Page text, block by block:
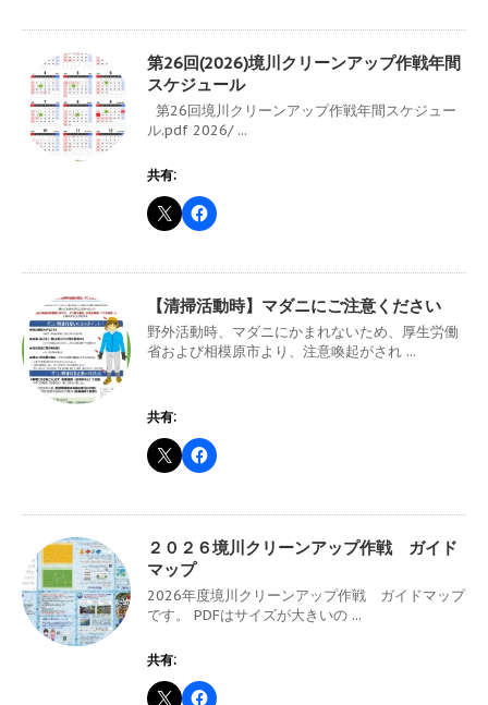
第26回(2026)境川クリーンアップ作戦年間
スケジュール
第26回境川クリーンアップ作戦年間スケジュー
ル.pdf 2026/ ...
共有:
【清掃活動時】マダニにご注意ください
野外活動時、マダニにかまれないため、厚生労働
省および相模原市より、注意喚起がされ ...
共有:
２０２６境川クリーンアップ作戦 ガイド
マップ
2026年度境川クリーンアップ作戦 ガイドマップ
です。 PDFはサイズが大きいの ...
共有: